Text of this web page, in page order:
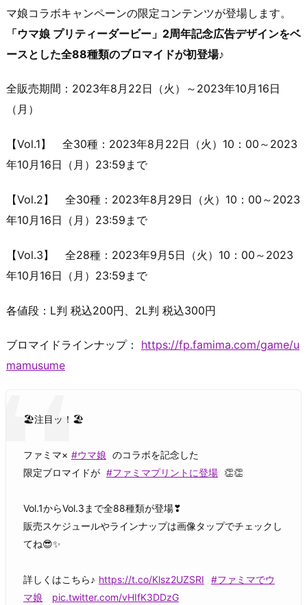
マ娘コラボキャンペーンの限定コンテンツが登場します。
「ウマ娘 プリティーダービー」2周年記念広告デザインをベ
ースとした全88種類のブロマイドが初登場♪
全販売期間：2023年8月22日（火）～2023年10月16日
（月）
【Vol.1】 全30種：2023年8月22日（火）10：00～2023
年10月16日（月）23:59まで
【Vol.2】 全30種：2023年8月29日（火）10：00～2023
年10月16日（月）23:59まで
【Vol.3】 全28種：2023年9月5日（火）10：00～2023
年10月16日（月）23:59まで
各値段：L判 税込200円、2L判 税込300円
ブロマイドラインナップ：
https://fp.famima.com/game/u
mamusume
🏖注目ッ！🏖
ファミマ× #ウマ娘 のコラボを記念した
限定ブロマイドが #ファミマプリントに登場 👏👏
Vol.1からVol.3まで全88種類が登場❣
販売スケジュールやラインナップは画像タップでチェックし
てね😎✨
詳しくはこちら♪ https://t.co/Klsz2UZSRI
#ファミマでウ
マ娘
pic.twitter.com/vHIfK3DDzG